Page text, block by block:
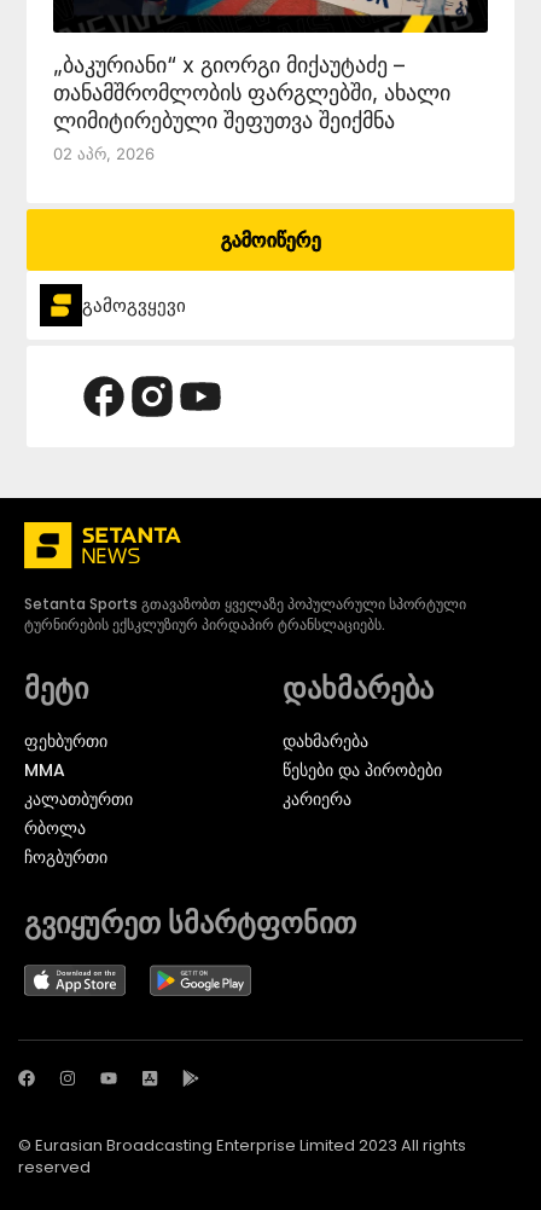
„ბაკურიანი“ x გიორგი მიქაუტაძე –
თანამშრომლობის ფარგლებში, ახალი
ლიმიტირებული შეფუთვა შეიქმნა
02 Აპრ, 2026
გამოიწერე
გამოგვყევი
Setanta Sports გთავაზობთ ყველაზე პოპულარული სპორტული
ტურნირების ექსკლუზიურ პირდაპირ ტრანსლაციებს.
მეტი
ᲤᲔᲮᲑᲣᲠᲗᲘ
MMA
ᲙᲐᲚᲐᲗᲑᲣᲠᲗᲘ
ᲠᲑᲝᲚᲐ
ᲩᲝᲒᲑᲣᲠᲗᲘ
დახმარება
დახმარება
წესები და პირობები
კარიერა
გვიყურეთ სმარტფონით
© Eurasian Broadcasting Enterprise Limited 2023 All rights
reserved